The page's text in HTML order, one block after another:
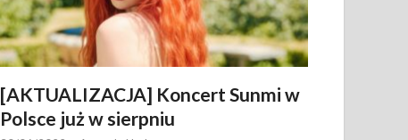
[AKTUALIZACJA] Koncert Sunmi w
Polsce już w sierpniu